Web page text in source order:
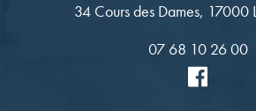
34 Cours des Dames, 17000
07 68 10 26 00